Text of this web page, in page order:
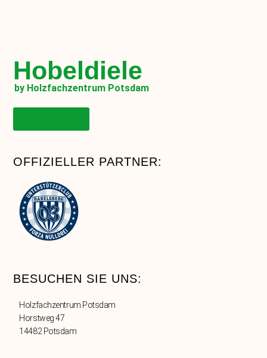
Hobeldiele
by Holzfachzentrum Potsdam
OFFIZIELLER PARTNER:
BESUCHEN SIE UNS:
Holzfachzentrum Potsdam
Horstweg 47
14482 Potsdam